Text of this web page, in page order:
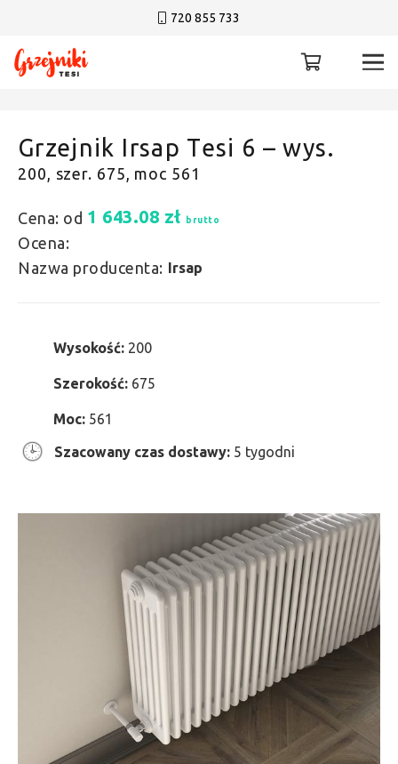
720 855 733
Grzejnik Irsap Tesi 6 – wys.
200, szer. 675, moc 561
Cena: od 1 643.08 zł brutto
Ocena:
Nazwa producenta: Irsap
Wysokość: 200
Szerokość: 675
Moc: 561
Szacowany czas dostawy: 5 tygodni